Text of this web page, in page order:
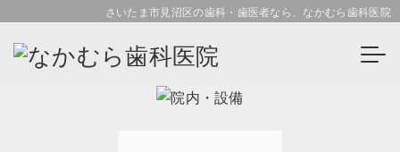
さいたま市見沼区の歯科・歯医者なら、なかむら歯科医院